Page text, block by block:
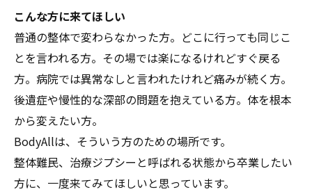
こんな方に来てほしい
普通の整体で変わらなかった方。どこに行っても同じこ
とを言われる方。その場では楽になるけれどすぐ戻る
方。病院では異常なしと言われたけれど痛みが続く方。
後遺症や慢性的な深部の問題を抱えている方。体を根本
から変えたい方。
BodyAllは、そういう方のための場所です。
整体難民、治療ジプシーと呼ばれる状態から卒業したい
方に、一度来てみてほしいと思っています。